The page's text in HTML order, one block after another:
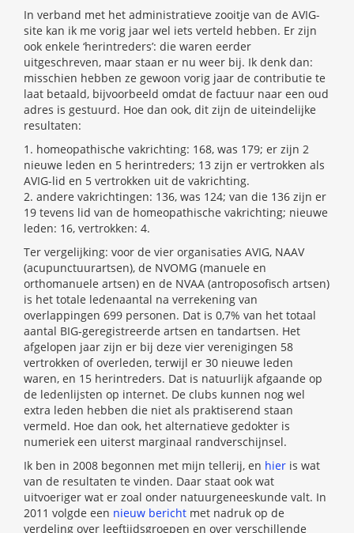
In verband met het administratieve zooitje van de AVIG-
site kan ik me vorig jaar wel iets verteld hebben. Er zijn
ook enkele ‘herintreders’: die waren eerder
uitgeschreven, maar staan er nu weer bij. Ik denk dan:
misschien hebben ze gewoon vorig jaar de contributie te
laat betaald, bijvoorbeeld omdat de factuur naar een oud
adres is gestuurd. Hoe dan ook, dit zijn de uiteindelijke
resultaten:
1. homeopathische vakrichting: 168, was 179; er zijn 2
nieuwe leden en 5 herintreders; 13 zijn er vertrokken als
AVIG-lid en 5 vertrokken uit de vakrichting.
2. andere vakrichtingen: 136, was 124; van die 136 zijn er
19 tevens lid van de homeopathische vakrichting; nieuwe
leden: 16, vertrokken: 4.
Ter vergelijking: voor de vier organisaties AVIG, NAAV
(acupunctuurartsen), de NVOMG (manuele en
orthomanuele artsen) en de NVAA (antroposofisch artsen)
is het totale ledenaantal na verrekening van
overlappingen 699 personen. Dat is 0,7% van het totaal
aantal BIG-geregistreerde artsen en tandartsen. Het
afgelopen jaar zijn er bij deze vier verenigingen 58
vertrokken of overleden, terwijl er 30 nieuwe leden
waren, en 15 herintreders. Dat is natuurlijk afgaande op
de ledenlijsten op internet. De clubs kunnen nog wel
extra leden hebben die niet als praktiserend staan
vermeld. Hoe dan ook, het alternatieve gedokter is
numeriek een uiterst marginaal randverschijnsel.
Ik ben in 2008 begonnen met mijn tellerij, en hier is wat
van de resultaten te vinden. Daar staat ook wat
uitvoeriger wat er zoal onder natuurgeneeskunde valt. In
2011 volgde een nieuw bericht met nadruk op de
verdeling over leeftijdsgroepen en over verschillende